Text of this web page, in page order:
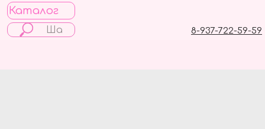
Каталог
8-937-722-59-59